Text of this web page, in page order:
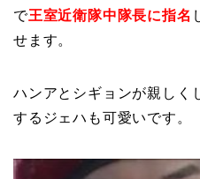
で王室近衛隊中隊長に指名
せます。
ハンアとシギョンが親しく
するジェハも可愛いです。